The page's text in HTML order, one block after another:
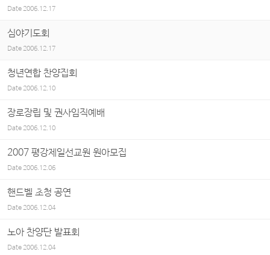
Date2006.12.17
심야기도회
Date 2006.12.17
청년연합 찬양집회
Date2006.12.10
장로장립 및 권사임직예배
Date2006.12.10
2007 평강제일선교원 원아모집
Date2006.12.06
핸드벨 초청 공연
Date2006.12.04
노아 찬양단 발표회
Date2006.12.04